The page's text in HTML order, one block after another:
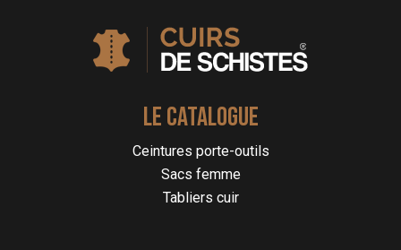
LE CATALOGUE
Ceintures porte-outils
Sacs femme
Tabliers cuir